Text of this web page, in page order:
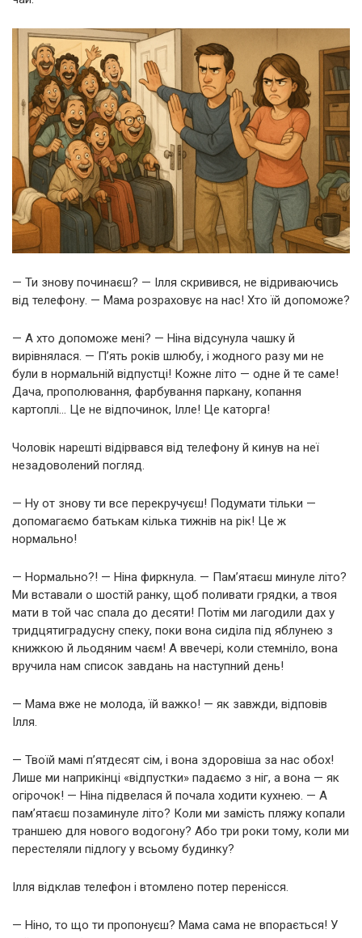
— Ти знову починаєш? — Ілля скривився, не відриваючись
від телефону. — Мама розраховує на нас! Хто їй допоможе?
— А хто допоможе мені? — Ніна відсунула чашку й
вирівнялася. — П’ять років шлюбу, і жодного разу ми не
були в нормальній відпустці! Кожне літо — одне й те саме!
Дача, прополювання, фарбування паркану, копання
картоплі… Це не відпочинок, Ілле! Це каторга!
Чоловік нарешті відірвався від телефону й кинув на неї
незадоволений погляд.
— Ну от знову ти все перекручуєш! Подумати тільки —
допомагаємо батькам кілька тижнів на рік! Це ж
нормально!
— Нормально?! — Ніна фиркнула. — Пам’ятаєш минуле літо?
Ми вставали о шостій ранку, щоб поливати грядки, а твоя
мати в той час спала до десяти! Потім ми лагодили дах у
тридцятиградусну спеку, поки вона сиділа під яблунею з
книжкою й льодяним чаєм! А ввечері, коли стемніло, вона
вручила нам список завдань на наступний день!
— Мама вже не молода, їй важко! — як завжди, відповів
Ілля.
— Твоїй мамі п’ятдесят сім, і вона здоровіша за нас обох!
Лише ми наприкінці «відпустки» падаємо з ніг, а вона — як
огірочок! — Ніна підвелася й почала ходити кухнею. — А
пам’ятаєш позаминуле літо? Коли ми замість пляжу копали
траншею для нового водогону? Або три роки тому, коли ми
перестеляли підлогу у всьому будинку?
Ілля відклав телефон і втомлено потер перенісся.
— Ніно, то що ти пропонуєш? Мама сама не впорається! У